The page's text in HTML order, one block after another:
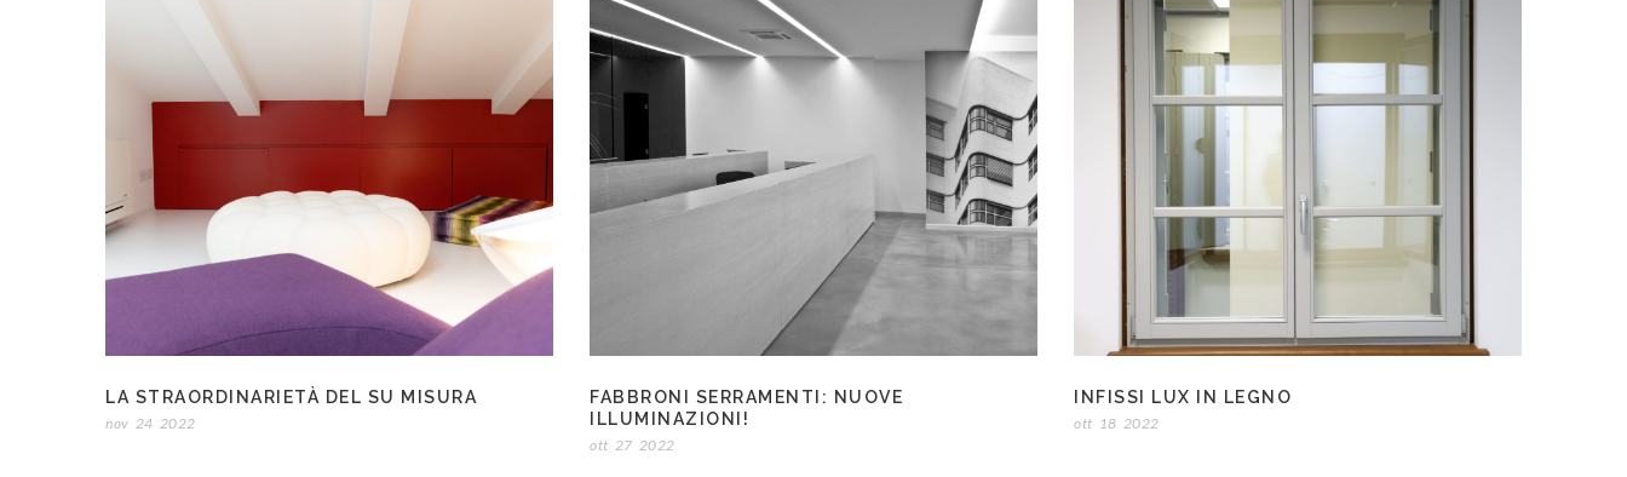
LA STRAORDINARIETÀ DEL SU MISURA
nov 24 2022
FABBRONI SERRAMENTI: NUOVE
ILLUMINAZIONI!
ott 27 2022
INFISSI LUX IN LEGNO
ott 18 2022